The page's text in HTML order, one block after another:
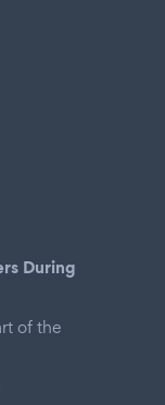
During
of the